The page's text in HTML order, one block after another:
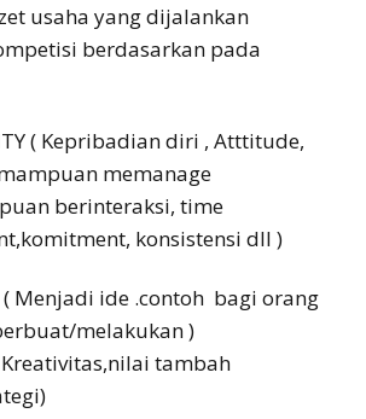
usaha yang dijalankan
berdasarkan pada
( Kepribadian diri , Atttitude,
memanage
berinteraksi, time
konsistensi dll )
( Menjadi ide .contoh bagi orang
melakukan )
Kreativitas,nilai tambah